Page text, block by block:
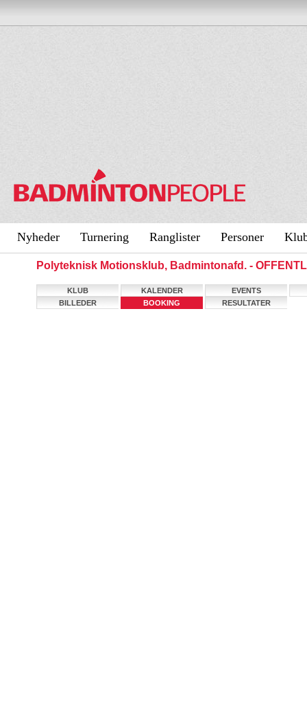
Nyheder Turnering Ranglister Personer
Polyteknisk Motionsklub, Badmintonafd. -
KLUB KALENDER
EVENTS
BILLEDER
BOOKING RESULTATER